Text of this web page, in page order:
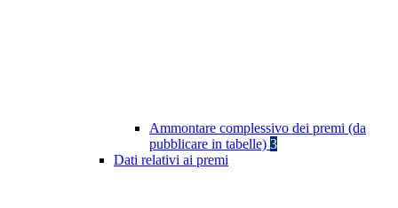
Ammontare complessivo dei premi (da
pubblicare in tabelle) 3
Dati relativi ai premi